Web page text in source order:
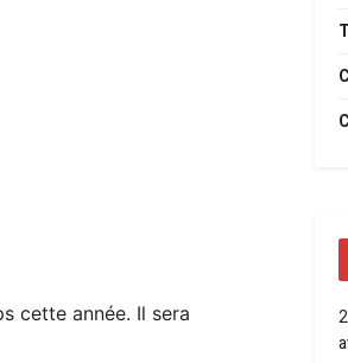
cette année. Il sera